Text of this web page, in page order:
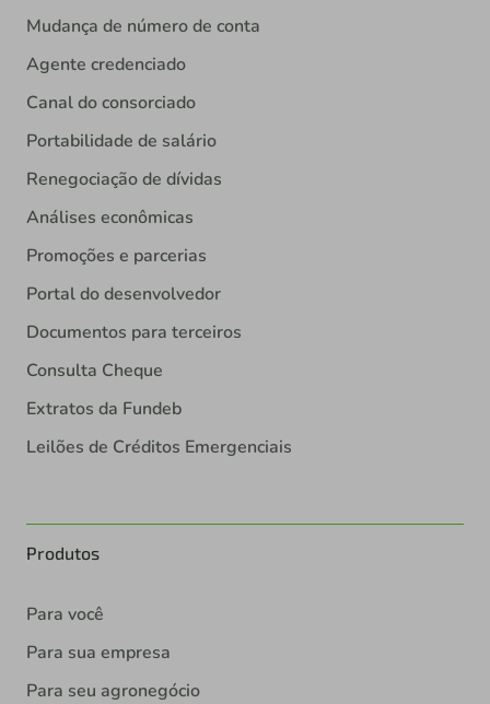
Mudança de número de conta
Agente credenciado
Canal do consorciado
Portabilidade de salário
Renegociação de dívidas
Análises econômicas
Promoções e parcerias
Portal do desenvolvedor
Documentos para terceiros
Consulta Cheque
Extratos da Fundeb
Leilões de Créditos Emergenciais
Produtos
Para você
Para sua empresa
Para seu agronegócio